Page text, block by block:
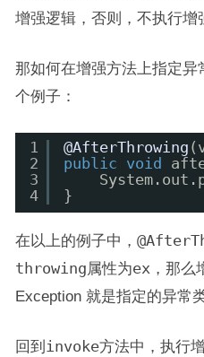
增强逻辑，否则，不执行增
那如何在增强方法上指定
个例子：
1
2
3
4
@AfterThrowing
public
void
}
在以上的例子中，
throwing属性为ex ，那么
Exception 就是指定的异常类
回到 invoke方法中，执行